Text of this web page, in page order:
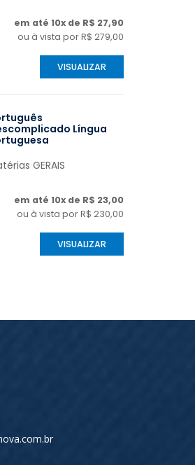
em até 10x de R$ 27,90
ou à vista por R$ 279,00
VISUALIZAR
Língua
GERAIS
em até 10x de R$ 23,00
ou à vista por R$ 230,00
VISUALIZAR